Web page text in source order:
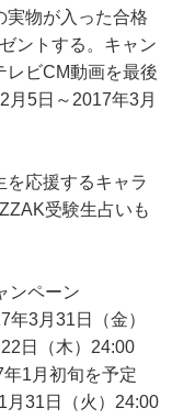
実物が入った合格
ントする。キャン
レビCM動画を最後
月5日～2017年3月
応援するキャラ
受験生占いも
ンペーン
3月31日（金）
日（木）24:00
1月初旬を予定
月31日（火）24:00